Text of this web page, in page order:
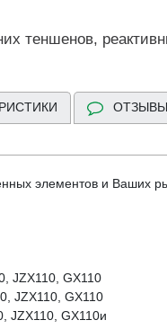
теншенов,
ОТЗЫВЫ
элементов и Ваших
JZX110, GX110
JZX110, GX110
JZX110, GX110и